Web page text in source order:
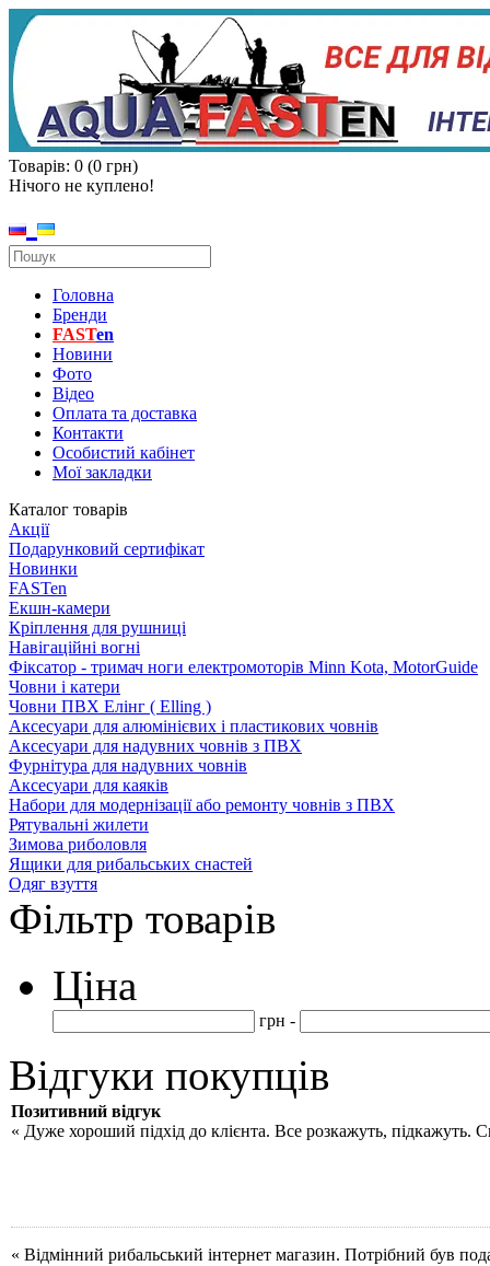
Товарів: 0 (0 грн)
Нічого не куплено!
Головна
Бренди
FASTen
Новини
Фото
Відео
Оплата та доставка
Контакти
Особистий кабінет
Мої закладки
Каталог товарів
Акції
Подарунковий сертифікат
Новинки
FASTen
Екшн-камери
Кріплення для рушниці
Навігаційні вогні
Фіксатор - тримач ноги електромоторів Minn Kota, MotorGuide
Човни і катери
Човни ПВХ Елінг ( Elling )
Аксесуари для алюмінієвих і пластикових човнів
Аксесуари для надувних човнів з ПВХ
Фурнітура для надувних човнів
Аксесуари для каяків
Набори для модернізації або ремонту човнів з ПВХ
Рятувальні жилети
Зимова риболовля
Ящики для рибальських снастей
Одяг взуття
Фільтр товарів
Ціна
грн -
Відгуки покупців
Позитивний відгук
« Дуже хороший підхід до клієнта. Все розкажуть, підкажуть.
« Відмінний рибальський інтернет магазин. Потрібний був